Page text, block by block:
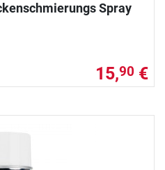
Spray
15,90 €